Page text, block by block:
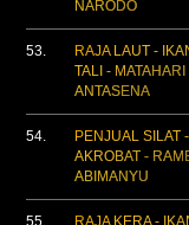
NARODO
53.
RAJA LAUT -
TALI -
ANTASENA
54.
PENJUAL SILAT
AKROBAT -
ABIMANYU
55.
RAJA KERA -